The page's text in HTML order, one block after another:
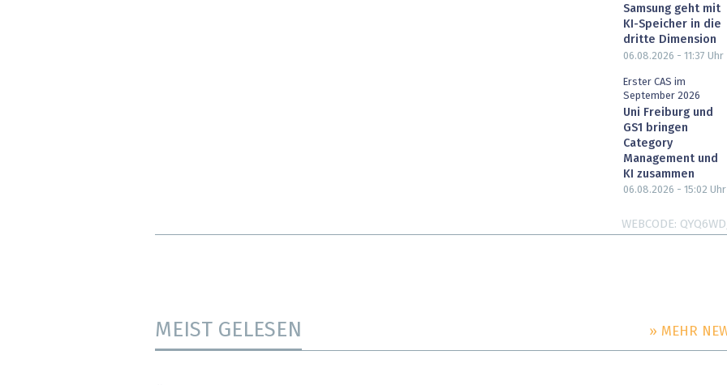
Samsung geht mit
KI-Speicher in die
dritte Dimension
06.08.2026 - 11:37 Uhr
Erster CAS im
September 2026
Uni Freiburg und
GS1 bringen
Category
Management und
KI zusammen
06.08.2026 - 15:02 Uhr
WEBCODE
MEIST GELESEN » MEHR